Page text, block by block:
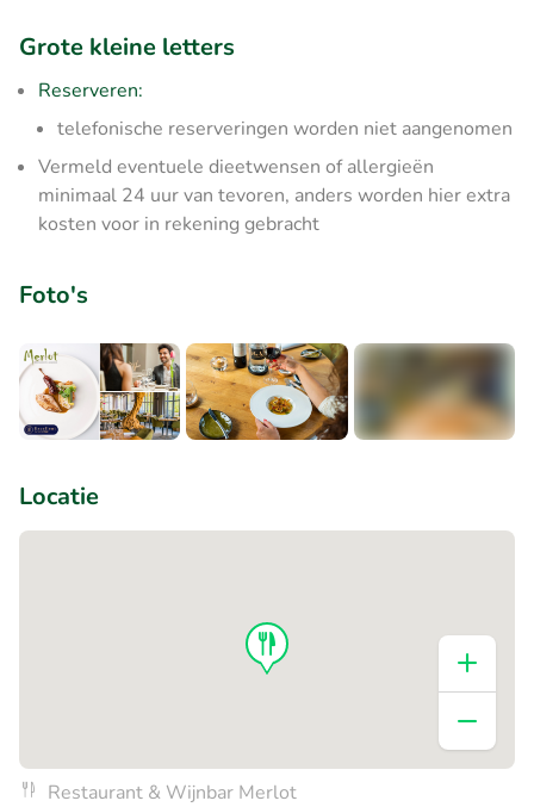
Grote kleine letters
Reserveren:
telefonische reserveringen worden niet aangenomen
Vermeld eventuele dieetwensen of allergieën
minimaal 24 uur van tevoren, anders worden hier extra
kosten voor in rekening gebracht
Foto's
Locatie
Restaurant & Wijnbar Merlot